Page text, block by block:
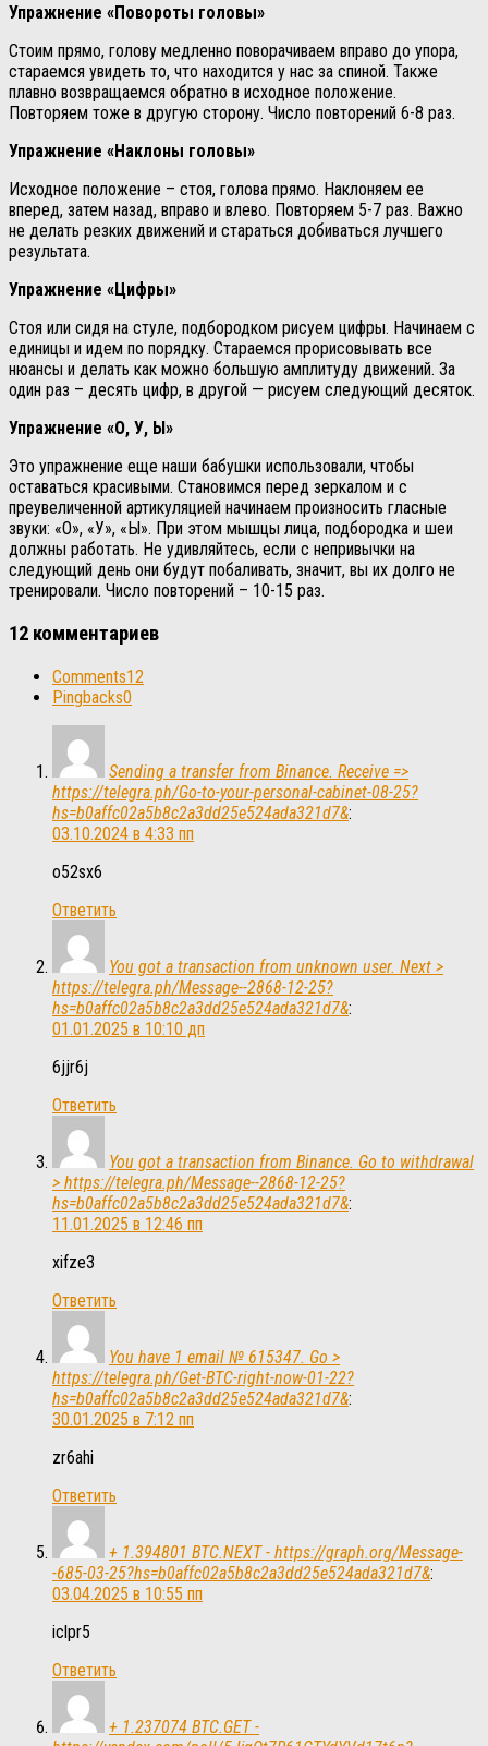
Упражнение «Повороты головы»
Стоим прямо, голову медленно поворачиваем вправо до упора,
стараемся увидеть то, что находится у нас за спиной. Также
плавно возвращаемся обратно в исходное положение.
Повторяем тоже в другую сторону. Число повторений 6-8 раз.
Упражнение «Наклоны головы»
Исходное положение – стоя, голова прямо. Наклоняем ее
вперед, затем назад, вправо и влево. Повторяем 5-7 раз. Важно
не делать резких движений и стараться добиваться лучшего
результата.
Упражнение «Цифры»
Стоя или сидя на стуле, подбородком рисуем цифры. Начинаем с
единицы и идем по порядку. Стараемся прорисовывать все
нюансы и делать как можно большую амплитуду движений. За
один раз – десять цифр, в другой — рисуем следующий десяток.
Упражнение «О, У, Ы»
Это упражнение еще наши бабушки использовали, чтобы
оставаться красивыми. Становимся перед зеркалом и с
преувеличенной артикуляцией начинаем произносить гласные
звуки: «О», «У», «Ы». При этом мышцы лица, подбородка и шеи
должны работать. Не удивляйтесь, если с непривычки на
следующий день они будут побаливать, значит, вы их долго не
тренировали. Число повторений – 10-15 раз.
12 комментариев
Comments12
Pingbacks0
Sending a transfer from Binance. Receive =>
https://telegra.ph/Go-to-your-personal-cabinet-08-25?
hs=b0affc02a5b8c2a3dd25e524ada321d7&:
03.10.2024 в 4:33 пп
o52sx6
Ответить
You got a transaction from unknown user. Next >
https://telegra.ph/Message--2868-12-25?
hs=b0affc02a5b8c2a3dd25e524ada321d7&:
01.01.2025 в 10:10 дп
6jjr6j
Ответить
You got a transaction from Binance. Gо tо withdrаwаl
> https://telegra.ph/Message--2868-12-25?
hs=b0affc02a5b8c2a3dd25e524ada321d7&:
11.01.2025 в 12:46 пп
xifze3
Ответить
You have 1 email № 615347. Go >
https://telegra.ph/Get-BTC-right-now-01-22?
hs=b0affc02a5b8c2a3dd25e524ada321d7&:
30.01.2025 в 7:12 пп
zr6ahi
Ответить
+ 1.394801 BTC.NEXT - https://graph.org/Message-
-685-03-25?hs=b0affc02a5b8c2a3dd25e524ada321d7&:
03.04.2025 в 10:55 пп
iclpr5
Ответить
+ 1.237074 BTC.GET -